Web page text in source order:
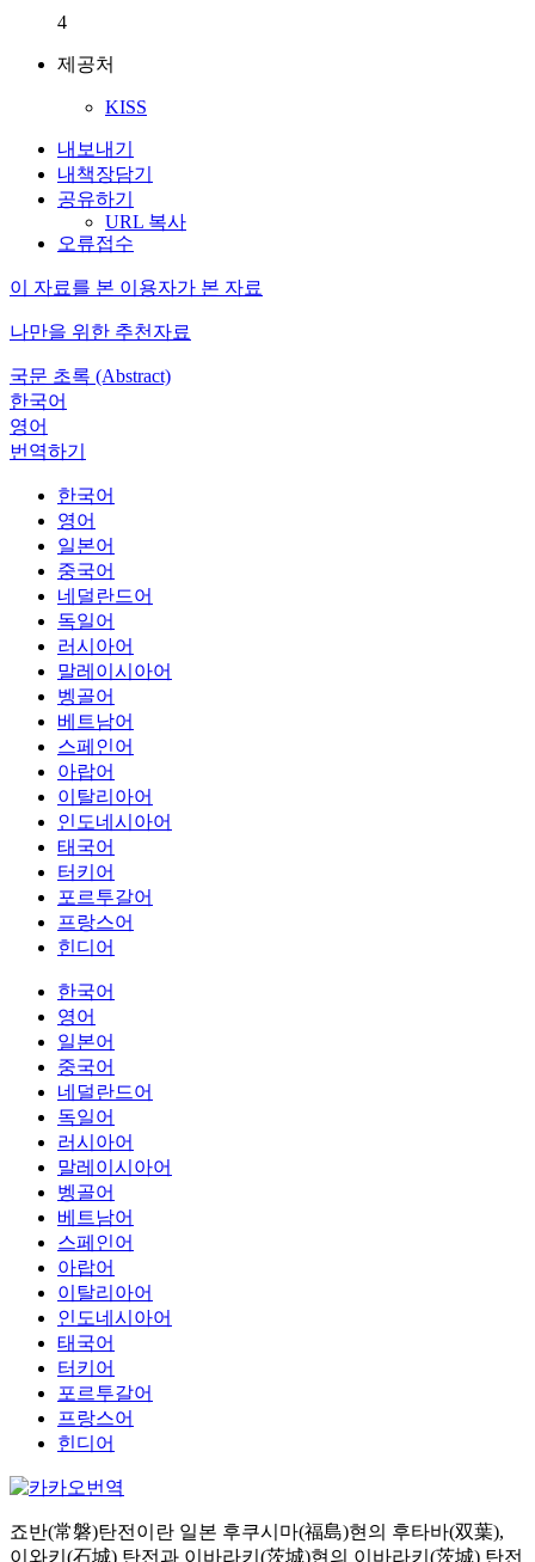
4
제공처
KISS
내보내기
내책장담기
공유하기
URL 복사
오류접수
이 자료를 본 이용자가 본 자료
나만을 위한 추천자료
국문 초록 (Abstract)
한국어
영어
번역하기
한국어
영어
일본어
중국어
네덜란드어
독일어
러시아어
말레이시아어
벵골어
베트남어
스페인어
아랍어
이탈리아어
인도네시아어
태국어
터키어
포르투갈어
프랑스어
힌디어
한국어
영어
일본어
중국어
네덜란드어
독일어
러시아어
말레이시아어
벵골어
베트남어
스페인어
아랍어
이탈리아어
인도네시아어
태국어
터키어
포르투갈어
프랑스어
힌디어
죠반(常磐)탄전이란 일본 후쿠시마(福島)현의 후타바(双葉),
이와키(石城) 탄전과 이바라키(茨城)현의 이바라키(茨城) 탄전